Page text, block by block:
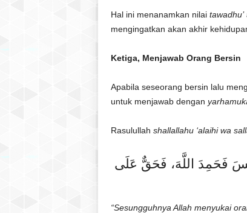
Hal ini menanamkan nilai tawadhu’
mengingatkan akan akhir
Ketiga, Menjawab Orang Bersin
Apabila seseorang bersin lalu
untuk menjawab dengan
Rasulullah shallallahu ‘alaihi wa
فَحَمِدَ اللَّهَ، فَحَقٌّ عَلَى
“Sesungguhnya Allah menyukai